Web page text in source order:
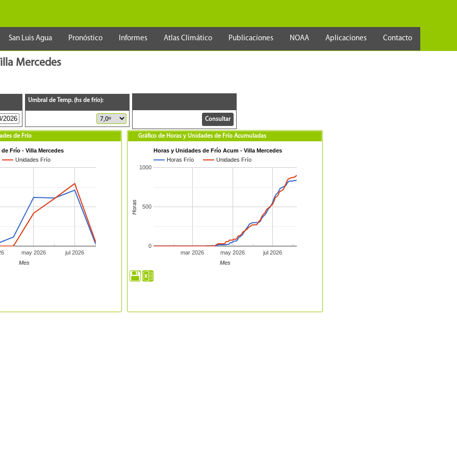
San Luis Agua Pronóstico Informes Atlas Climático Publicaciones NOAA Aplicaciones Contacto
Mercedes
Umbral de Temp. (hs de frío):
de Frío
Frío - Villa Mercedes
Unidades Frío
may 2026 jul 2026
Mes
Gráfico de Horas y Unidades de Frío Acumuladas
Horas y Unidades de Frío Acum - Villa Mercedes
Horas Frío
Unidades Frío
mar 2026 may 2026 jul 2026
0
500
1000
Mes
Horas